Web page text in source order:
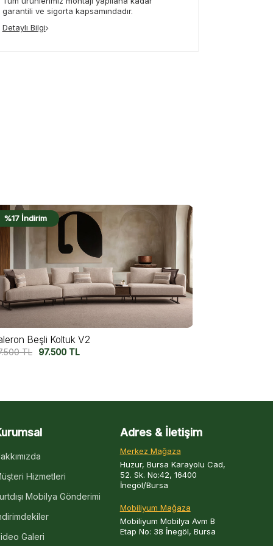
garantili ve sigorta kapsamındadır.
Detaylı Bilgi
%17 İndirim
Beşli Koltuk V2
TL 97.500 TL
Hizmetleri
Mobilya Gönderimi
Galeri
Adres & İletişim
Merkez Mağaza
Huzur, Bursa Karayolu Cad,
52. Sk. No:42, 16400
İnegöl/Bursa
Mobiliyum Mağaza
Mobiliyum Mobilya Avm B
Etap No: 38 İnegöl, Bursa